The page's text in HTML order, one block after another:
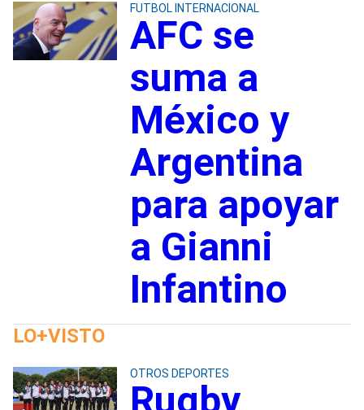
FUTBOL INTERNACIONAL
AFC se
suma a
México y
Argentina
para apoyar
a Gianni
Infantino
LO+VISTO
OTROS DEPORTES
Rugby